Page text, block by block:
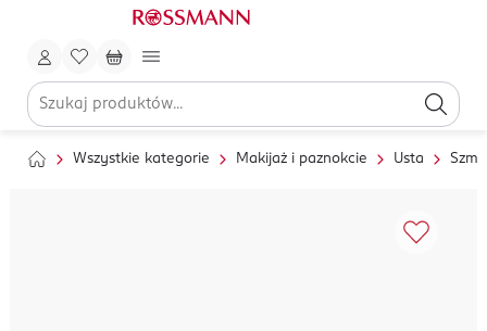
Wszystkie kategorie Makijaż i paznokcie Usta